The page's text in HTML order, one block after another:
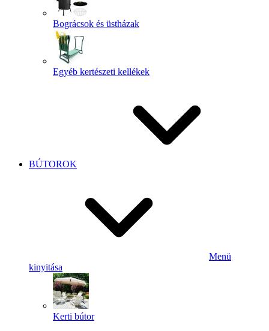
Bográcsok és üstházak
Egyéb kertészeti kellékek
BÚTOROK
Menü
kinyitása
Kerti bútor